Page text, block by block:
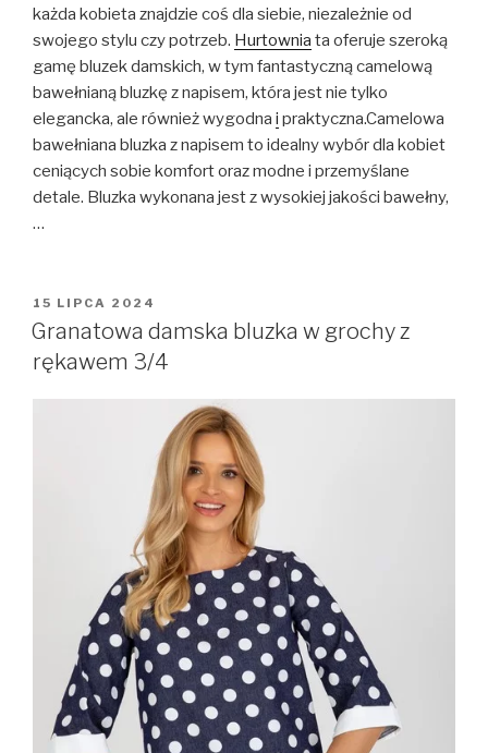
każda kobieta znajdzie coś dla siebie, niezależnie od
swojego stylu czy potrzeb. Hurtownia ta oferuje szeroką
gamę bluzek damskich, w tym fantastyczną camelową
bawełnianą bluzkę z napisem, która jest nie tylko
elegancka, ale również wygodna i praktyczna.Camelowa
bawełniana bluzka z napisem to idealny wybór dla kobiet
ceniących sobie komfort oraz modne i przemyślane
detale. Bluzka wykonana jest z wysokiej jakości bawełny,
…
OPUBLIKOWANE
W
15 LIPCA 2024
Granatowa damska bluzka w grochy z
rękawem 3/4